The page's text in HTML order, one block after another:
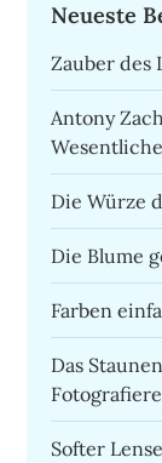
Neueste
Zauber des
Antony
Die Würze
Die Blume
Farben
Das
Softer